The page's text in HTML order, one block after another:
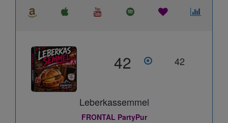
42 42
Leberkassemmel
FRONTAL PartyPur